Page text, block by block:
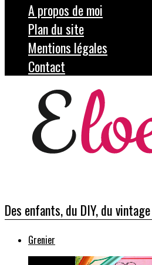
A propos de moi
Plan du site
Mentions légales
Contact
Des enfants, du DIY, du
Grenier